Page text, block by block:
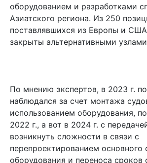
оборудованием и разработками
Азиатского региона. Из 250
поставлявшихся из Европы и
закрыты альтернативными
По мнению экспертов, в 2023 г.
наблюдался за счет монтажа
использованием оборудования,
2022 г., а вот в 2024 г. с
возникнуть сложности в связи с
перепроектированием основного
оборудования и переноса сроков